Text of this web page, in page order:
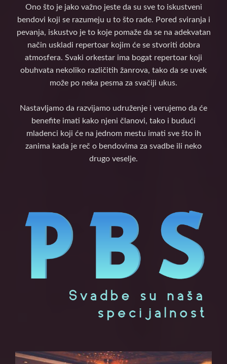
Ono što je jako važno jeste da su sve to iskustveni
bendovi koji se razumeju u to što rade. Pored sviranja i
pevanja, iskustvo je to koje pomaže da se na adekvatan
način uskladi repertoar kojim će se stvoriti dobra
atmosfera. Svaki orkestar ima bogat repertoar koji
obuhvata nekoliko različitih žanrova, tako da se uvek
može po neka pesma za svačiji ukus.
Nastavljamo da razvijamo udruženje i verujemo da će
benefite imati kako njeni članovi, tako i budući
mladenci koji će na jednom mestu imati sve što ih
zanima kada je reč o bendovima za svadbe ili neko
drugo veselje.